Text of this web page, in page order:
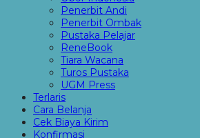
Penerbit Andi
Penerbit Ombak
Pustaka Pelajar
ReneBook
Tiara Wacana
Turos Pustaka
UGM Press
Terlaris
Cara Belanja
Cek Biaya Kirim
Konfirmasi